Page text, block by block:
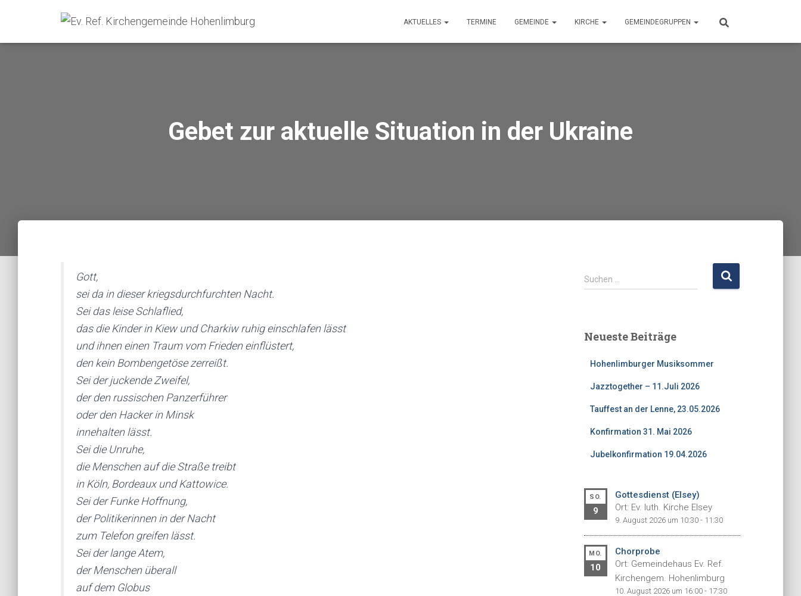
AKTUELLES TERMINE GEMEINDE KIRCHE GEMEINDEGRUPPEN
Gebet zur aktuelle Situation in der Ukraine
Gott,
sei da in dieser kriegsdurchfurchten Nacht.
Sei das leise Schlaflied,
das die Kinder in Kiew und Charkiw ruhig einschlafen lässt
und ihnen einen Traum vom Frieden einflüstert,
den kein Bombengetöse zerreißt.
Sei der juckende Zweifel,
der den russischen Panzerführer
oder den Hacker in Minsk
innehalten lässt.
Sei die Unruhe,
die Menschen auf die Straße treibt
in Köln, Bordeaux und Kattowice.
Sei der Funke Hoffnung,
der Politikerinnen in der Nacht
zum Telefon greifen lässt.
Sei der lange Atem,
der Menschen überall
auf dem Globus
S
u
n
Suchen …
Neueste Beiträge
Hohenlimburger Musiksommer
Jazztogether – 11.Juli 2026
Tauffest an der Lenne, 23.05.2026
Konfirmation 31. Mai 2026
Jubelkonfirmation 19.04.2026
SO.
9
Gottesdienst (Elsey)
Ort: Ev. luth. Kirche Elsey
9. August 2026 um 10:30 - 11:30
MO.
10
Chorprobe
Ort: Gemeindehaus Ev. Ref.
Kirchengem. Hohenlimburg
10. August 2026 um 16:00 - 17:30